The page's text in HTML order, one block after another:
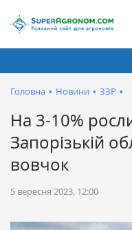
Головна • Новини • ЗЗР •
На 3-10%
Запорізькій
вовчок
5 вересня 2023, 12:00